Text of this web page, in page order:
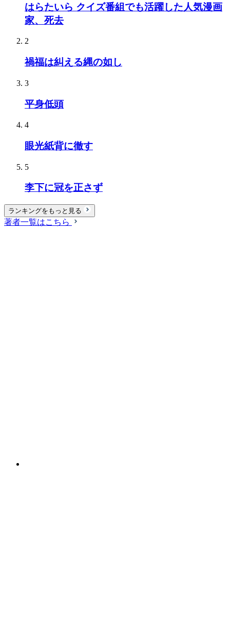
はらたいら クイズ番組でも活躍した人気漫画
家、死去
2
禍福は糾える縄の如し
3
平身低頭
4
眼光紙背に徹す
5
李下に冠を正さず
ランキングをもっと見る
著者一覧はこちら